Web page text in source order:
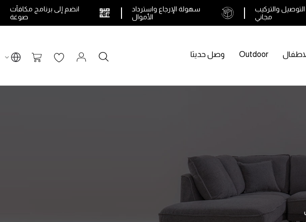
التوصيل والتركيب
مجاني
سهولة الإرجاع واسترداد
الأموال
انضم إلى برنامج مكافآت
صوغة
بحث سلة التسوق Outdoor وصل حديثا